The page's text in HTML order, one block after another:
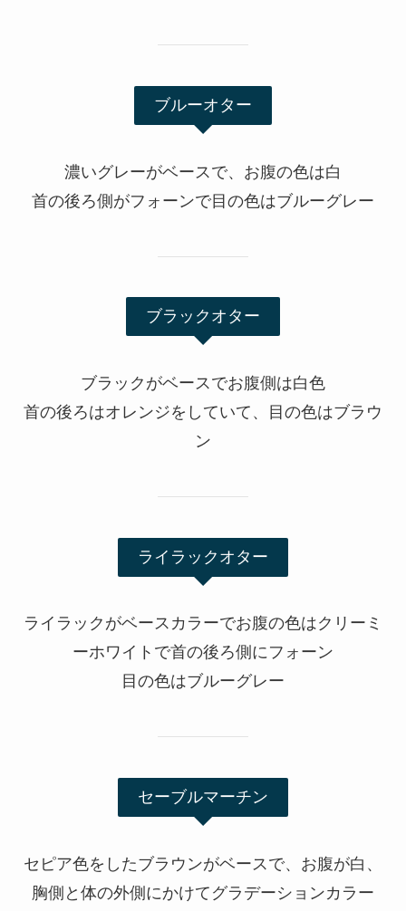
ブルーオター
濃いグレーがベースで、お腹の色は白
首の後ろ側がフォーンで目の色はブルーグレー
ブラックオター
ブラックがベースでお腹側は白色
首の後ろはオレンジをしていて、目の色はブラウ
ン
ライラックオター
ライラックがベースカラーでお腹の色はクリーミ
ーホワイトで首の後ろ側にフォーン
目の色はブルーグレー
セーブルマーチン
セピア色をしたブラウンがベースで、お腹が白、
胸側と体の外側にかけてグラデーションカラー